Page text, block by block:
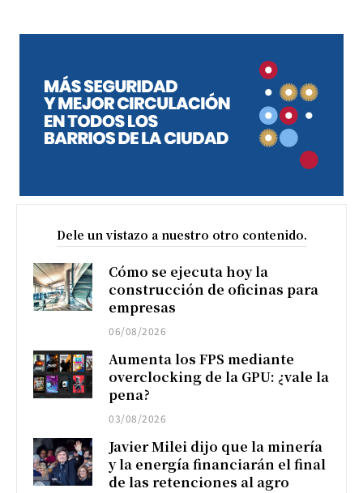
Dele un vistazo a nuestro otro contenido.
Cómo se ejecuta hoy la
construcción de oficinas para
empresas
06/08/2026
Aumenta los FPS mediante
overclocking de la GPU: ¿vale la
pena?
03/08/2026
Javier Milei dijo que la minería
y la energía financiarán el final
de las retenciones al agro